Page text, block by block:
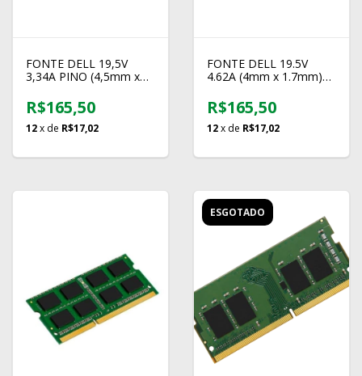
FONTE DELL 19,5V
3,34A PINO (4,5mm x
R$165,50
12x de R$17,02
FONTE DELL 19.5V
4.62A (4mm x 1.7mm)
R$165,50
12x de R$17,02
ESGOTADO